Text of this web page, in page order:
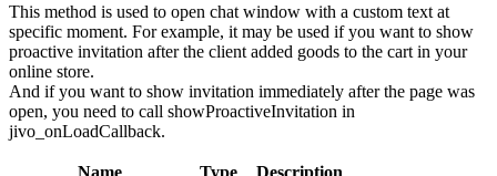
This method is used to open chat window with a custom text at
specific moment. For example, it may be used if you want to show
proactive invitation after the client added goods to the cart in your
online store.
And if you want to show invitation immediately after the page was
open, you need to call showProactiveInvitation in
jivo_onLoadCallback.
Name Type
Description